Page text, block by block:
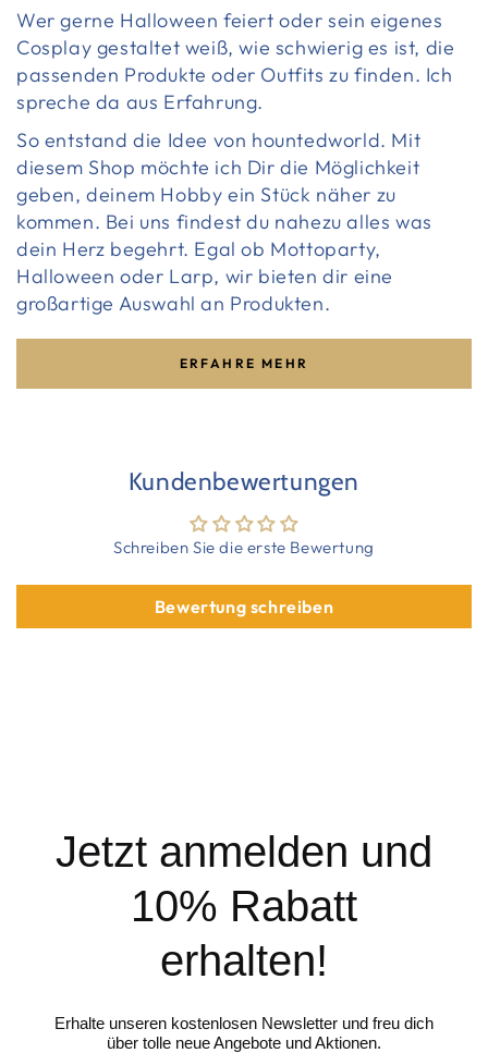
Wer gerne Halloween feiert oder sein eigenes
Cosplay gestaltet weiß, wie schwierig es ist, die
passenden Produkte oder Outfits zu finden. Ich
spreche da aus Erfahrung.
So entstand die Idee von hountedworld. Mit
diesem Shop möchte ich Dir die Möglichkeit
geben, deinem Hobby ein Stück näher zu
kommen. Bei uns findest du nahezu alles was
dein Herz begehrt. Egal ob Mottoparty,
Halloween oder Larp, wir bieten dir eine
großartige Auswahl an Produkten.
ERFAHRE MEHR
Kundenbewertungen
Schreiben Sie die erste Bewertung
Bewertung schreiben
Jetzt anmelden und
10% Rabatt
erhalten!
Erhalte unseren kostenlosen Newsletter und freu dich
über tolle neue Angebote und Aktionen.